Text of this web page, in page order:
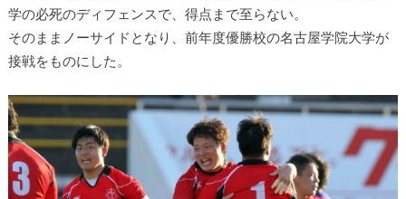
学の必死のディフェンスで、得点まで至らない。
そのままノーサイドとなり、前年度優勝校の名古屋学院大学が
接戦をものにした。